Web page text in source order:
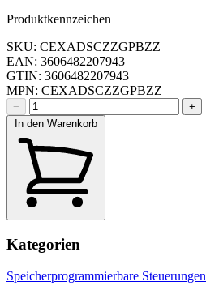
Produktkennzeichen
SKU: CEXADSCZZGPBZZ
EAN: 3606482207943
GTIN: 3606482207943
MPN: CEXADSCZZGPBZZ
−
+
In den Warenkorb
Kategorien
Speicherprogrammierbare Steuerungen